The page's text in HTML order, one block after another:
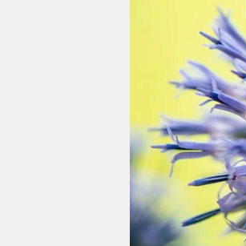
wahrheit
verlag
verlag
veranstaltungen
shop
fragen & hilfe